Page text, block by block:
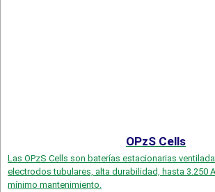
OPzS Cells
Las OPzS Cells son baterías estacionarias
electrodos tubulares, alta durabilidad, hasta 3.250
mínimo mantenimiento.